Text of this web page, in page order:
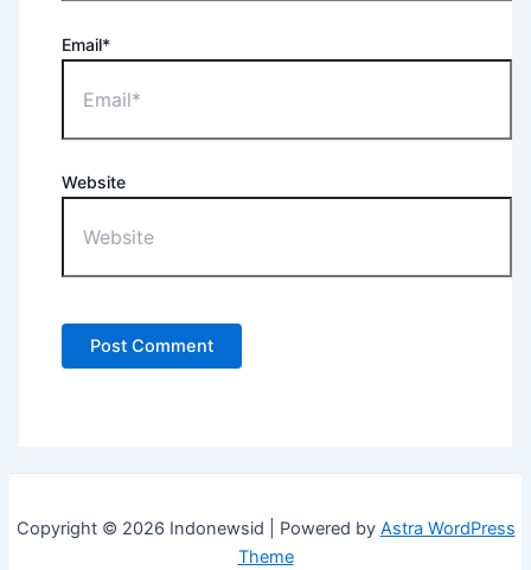
Email*
Website
Copyright © 2026 Indonewsid | Powered by Astra WordPress
Theme